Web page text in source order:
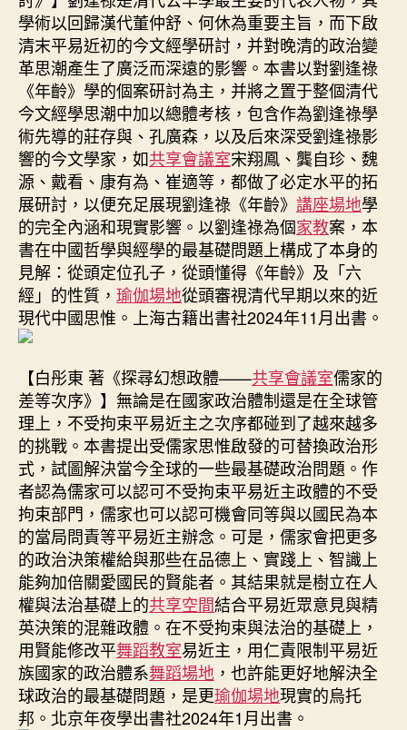
學術以回歸漢代董仲舒、何休為重要主旨，而下啟
清末平易近初的今文經學研討，并對晚清的政治變
革思潮產生了廣泛而深遠的影響。本書以對劉逢祿
《年齡》學的個案研討為主，并將之置于整個清代
今文經學思潮中加以總體考核，包含作為劉逢祿學
術先導的莊存與、孔廣森，以及后來深受劉逢祿影
響的今文學家，如共享會議室宋翔鳳、龔自珍、魏
源、戴看、康有為、崔適等，都做了必定水平的拓
展研討，以便充足展現劉逢祿《年齡》 講座場地學
的完全內涵和現實影響。以劉逢祿為個家教案，本
書在中國哲學與經學的最基礎問題上構成了本身的
見解：從頭定位孔子，從頭懂得《年齡》及「六
經」的性質， 瑜伽場地從頭審視清代早期以來的近
現代中國思惟。上海古籍出書社2024年11月出書。
【白彤東 著《探尋幻想政體——共享會議室儒家的
差等次序》】無論是在國家政治體制還是在全球管
理上，不受拘束平易近主之次序都碰到了越來越多
的挑戰。本書提出受儒家思惟啟發的可替換政治形
式，試圖解決當今全球的一些最基礎政治問題。作
者認為儒家可以認可不受拘束平易近主政體的不受
拘束部門，儒家也可以認可機會同等與以國民為本
的當局問責等平易近主辦念。可是，儒家會把更多
的政治決策權給與那些在品德上、實踐上、智識上
能夠加倍關愛國民的賢能者。其結果就是樹立在人
權與法治基礎上的共享空間結合平易近眾意見與精
英決策的混雜政體。在不受拘束與法治的基礎上，
用賢能修改平舞蹈教室易近主，用仁責限制平易近
族國家的政治體系舞蹈場地 ，也許能更好地解決全
球政治的最基礎問題，是更瑜伽場地現實的烏托
邦。北京年夜學出書社2024年1月出書。